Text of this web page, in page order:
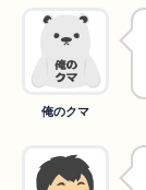
俺のクマ